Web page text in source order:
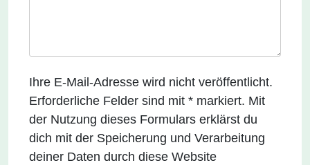
Ihre E-Mail-Adresse wird nicht veröffentlicht.
Erforderliche Felder sind mit * markiert. Mit
der Nutzung dieses Formulars erklärst du
dich mit der Speicherung und Verarbeitung
deiner Daten durch diese Website